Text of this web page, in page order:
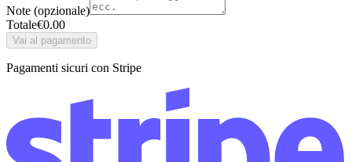
Note (opzionale)
Totale€0.00
Vai al pagamento
Pagamenti sicuri con Stripe